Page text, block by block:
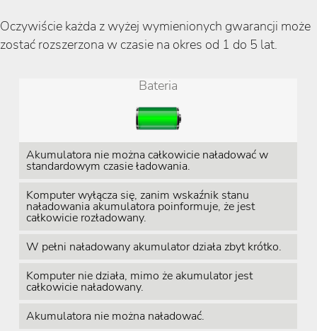
Oczywiście każda z wyżej wymienionych gwarancji może
zostać rozszerzona w czasie na okres od 1 do 5 lat.
Bateria
Akumulatora nie można całkowicie naładować w
standardowym czasie ładowania.
Komputer wyłącza się, zanim wskaźnik stanu
naładowania akumulatora poinformuje, że jest
całkowicie rozładowany.
W pełni naładowany akumulator działa zbyt krótko.
Komputer nie działa, mimo że akumulator jest
całkowicie naładowany.
Akumulatora nie można naładować.